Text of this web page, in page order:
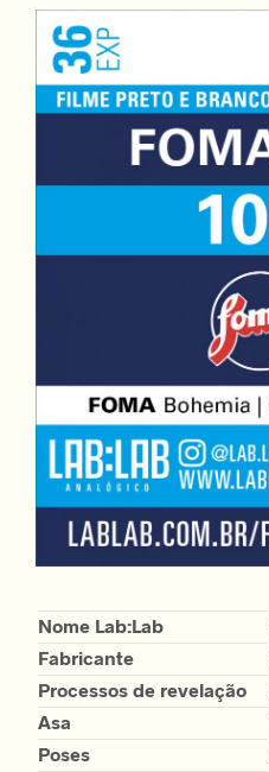
Nome Lab:Lab
Fabricante
Processos de revelação
Asa
Poses